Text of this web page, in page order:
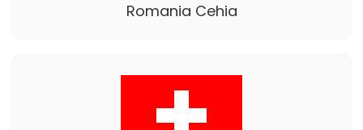
Romania Cehia